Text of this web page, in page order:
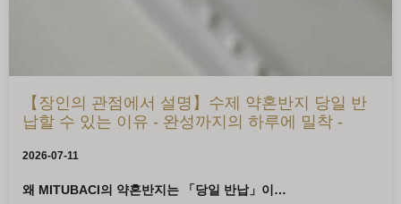
【장인의 관점에서 설명】수제 약혼반지 당일 반
납할 수 있는 이유 - 완성까지의 하루에 밀착 -
2026-07-11
왜 MITUBACI의 약혼반지는 「당일 반납」이